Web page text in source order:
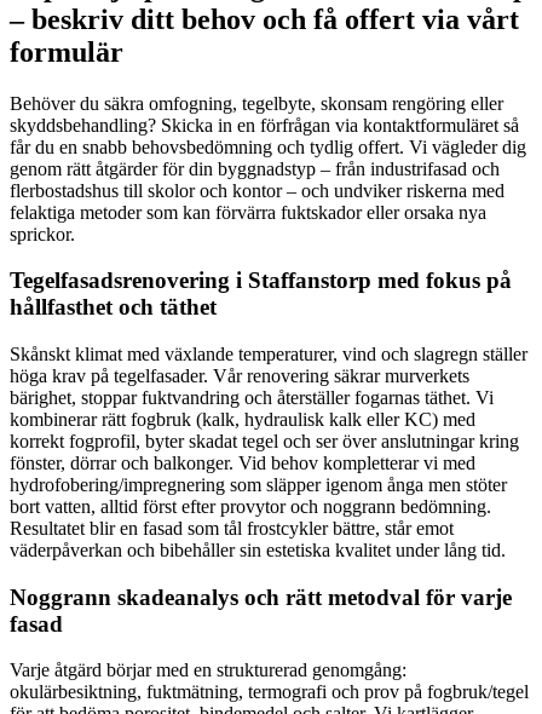
– beskriv ditt behov och få offert via vårt
formulär
Behöver du säkra omfogning, tegelbyte, skonsam rengöring eller
skyddsbehandling? Skicka in en förfrågan via kontaktformuläret så
får du en snabb behovsbedömning och tydlig offert. Vi vägleder dig
genom rätt åtgärder för din byggnadstyp – från industrifasad och
flerbostadshus till skolor och kontor – och undviker riskerna med
felaktiga metoder som kan förvärra fuktskador eller orsaka nya
sprickor.
Tegelfasadsrenovering i Staffanstorp med fokus på
hållfasthet och täthet
Skånskt klimat med växlande temperaturer, vind och slagregn ställer
höga krav på tegelfasader. Vår renovering säkrar murverkets
bärighet, stoppar fuktvandring och återställer fogarnas täthet. Vi
kombinerar rätt fogbruk (kalk, hydraulisk kalk eller KC) med
korrekt fogprofil, byter skadat tegel och ser över anslutningar kring
fönster, dörrar och balkonger. Vid behov kompletterar vi med
hydrofobering/impregnering som släpper igenom ånga men stöter
bort vatten, alltid först efter provytor och noggrann bedömning.
Resultatet blir en fasad som tål frostcykler bättre, står emot
väderpåverkan och bibehåller sin estetiska kvalitet under lång tid.
Noggrann skadeanalys och rätt metodval för varje
fasad
Varje åtgärd börjar med en strukturerad genomgång:
okulärbesiktning, fuktmätning, termografi och prov på fogbruk/tegel